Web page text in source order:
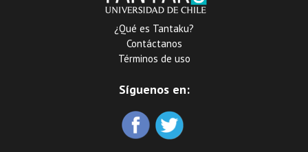
¿Qué es Tantaku?
Contáctanos
Términos de uso
Síguenos en: